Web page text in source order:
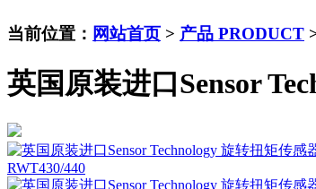
当前位置： 网站首页 > 产品 PRODUCT
英国原装进口Sensor